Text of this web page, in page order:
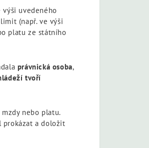
uvedeného
(např. ve výši
platu ze státního
právnická osoba,
tvoří
nebo platu.
prokázat a doložit